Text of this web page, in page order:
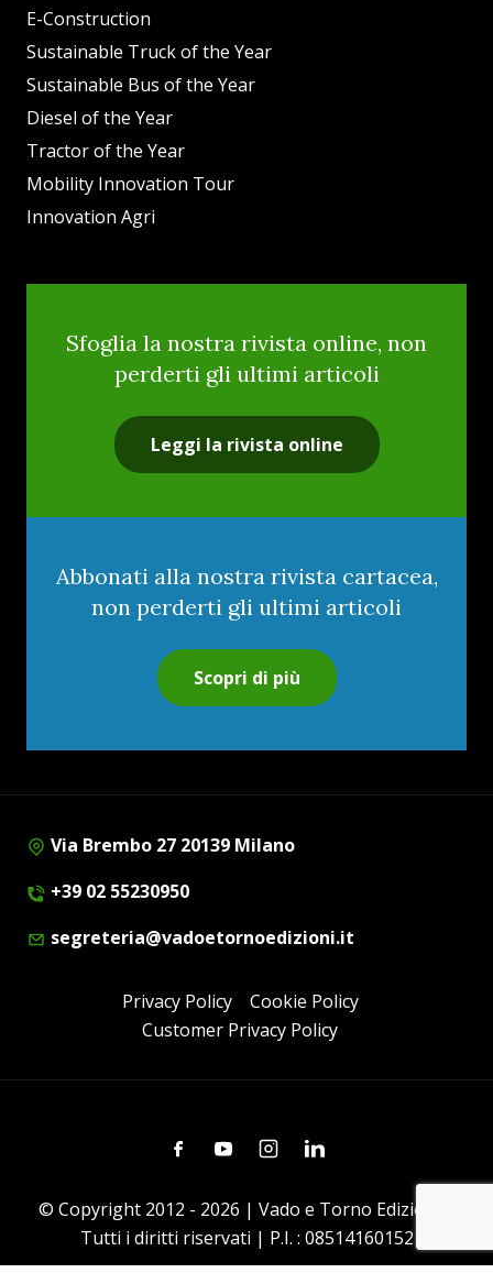
E-Construction
Sustainable Truck of the Year
Sustainable Bus of the Year
Diesel of the Year
Tractor of the Year
Mobility Innovation Tour
Innovation Agri
Sfoglia la nostra rivista online, non
perderti gli ultimi articoli
Leggi la rivista online
Abbonati alla nostra rivista cartacea,
non perderti gli ultimi articoli
Scopri di più
Via Brembo 27 20139 Milano
+39 02 55230950
segreteria@vadoetornoedizioni.it
Privacy Policy
Cookie Policy
Customer Privacy Policy
FacebookYoutubeInstagramLinkedin
© Copyright 2012 - 2026 | Vado e Torno Edizioni |
Tutti i diritti riservati | P.I. : 08514160152